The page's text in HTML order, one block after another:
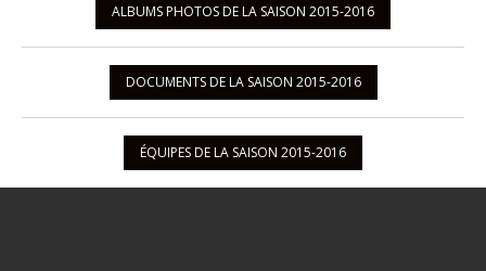
ALBUMS PHOTOS DE LA SAISON 2015-2016
DOCUMENTS DE LA SAISON 2015-2016
ÉQUIPES DE LA SAISON 2015-2016